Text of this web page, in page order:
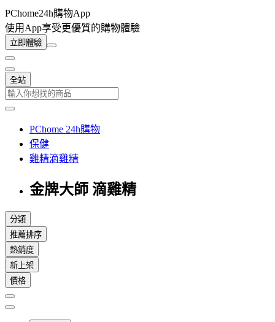
PChome24h購物App
使用App享受更優質的購物體驗
立即體驗
全站
PChome 24h購物
保健
雞精滴雞精
金牌大師 滴雞精
分類
推薦排序
熱銷度
新上架
價格